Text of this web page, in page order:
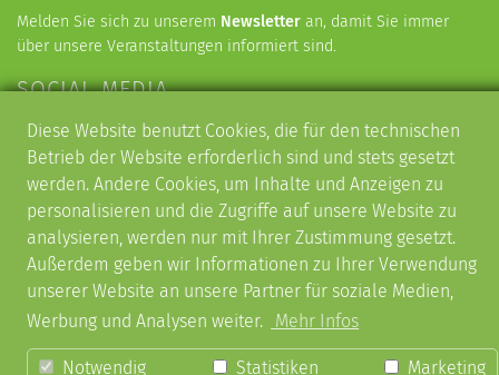
Melden Sie sich zu unserem Newsletter an, damit Sie immer
über unsere Veranstaltungen informiert sind.
SOCIAL MEDIA
Folgt uns aufFacebook,Instagramund YouTube
Kontakt Impressum Datenschutzerklärung
© 2026 Kulturforum Schorndorf
Diese Website benutzt Cookies, die für den technischen
Betrieb der Website erforderlich sind und stets gesetzt
werden. Andere Cookies, um Inhalte und Anzeigen zu
personalisieren und die Zugriffe auf unsere Website zu
analysieren, werden nur mit Ihrer Zustimmung gesetzt.
Außerdem geben wir Informationen zu Ihrer Verwendung
unserer Website an unsere Partner für soziale Medien,
Werbung und Analysen weiter.
Mehr Infos
Notwendig Statistiken Marketing